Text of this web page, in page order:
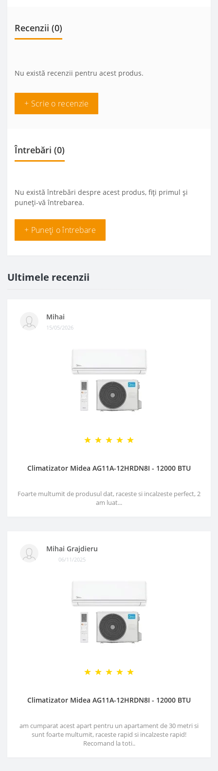
Recenzii (0)
Nu există recenzii pentru acest produs.
+ Scrie o recenzie
Întrebări (0)
Nu există întrebări despre acest produs, fiți primul și
puneți-vă întrebarea.
+ Puneți o întrebare
Ultimele recenzii
Mihai
15/05/2026
Climatizator Midea AG11A-12HRDN8I - 12000 BTU
Foarte multumit de produsul dat, raceste si incalzeste perfect, 2
am luat...
Mihai Grajdieru
06/11/2025
Climatizator Midea AG11A-12HRDN8I - 12000 BTU
am cumparat acest apart pentru un apartament de 30 metri si
sunt foarte multumit, raceste rapid si incalzeste rapid!
Recomand la toti..